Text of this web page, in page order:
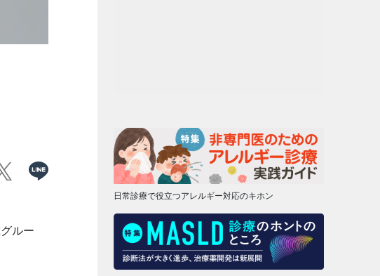
ルー
日常診療で役立つアレルギー対応のキホン